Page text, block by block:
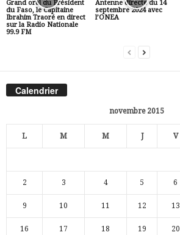
Grand oral du Président
du Faso, le Capitaine
Ibrahim Traoré en direct
sur la Radio Nationale
99.9 FM
Antenne directe du 14
septembre 2024 avec
l’ONEA
Calendrier
novembre 2015
L M M J V
2 3 4 5 6
9 10 11 12 13
16 17 18 19 20